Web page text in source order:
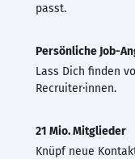
passt.
Persönliche Job-
Lass Dich finden
Recruiter·innen.
21 Mio. Mitglieder
Knüpf neue